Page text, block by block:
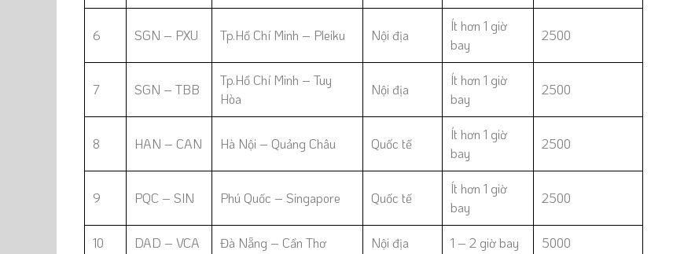
6 SGN – PXU Tp.Hồ Chí Minh – Pleiku Nội địa
Ít hơn 1 giờ
bay
2500
7 SGN – TBB
Tp.Hồ Chí Minh – Tuy
Hòa
Nội địa
Ít hơn 1 giờ
bay
2500
8 HAN – CAN Hà Nội – Quảng Châu Quốc tế
Ít hơn 1 giờ
bay
2500
9 PQC – SIN Phú Quốc – Singapore Quốc tế
Ít hơn 1 giờ
bay
2500
10 DAD – VCA Đà Nẵng – Cần Thơ Nội địa 1 – 2 giờ bay 5000